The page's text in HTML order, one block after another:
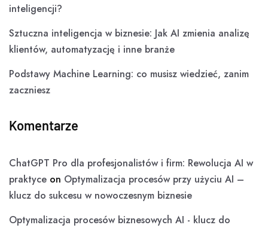
inteligencji?
Sztuczna inteligencja w biznesie: Jak AI zmienia analizę
klientów, automatyzację i inne branże
Podstawy Machine Learning: co musisz wiedzieć, zanim
zaczniesz
Komentarze
ChatGPT Pro dla profesjonalistów i firm: Rewolucja AI w
praktyce on Optymalizacja procesów przy użyciu AI –
klucz do sukcesu w nowoczesnym biznesie
Optymalizacja procesów biznesowych AI - klucz do